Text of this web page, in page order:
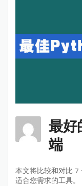
最好
端
本文将比较和对比 7
适合您需求的工具